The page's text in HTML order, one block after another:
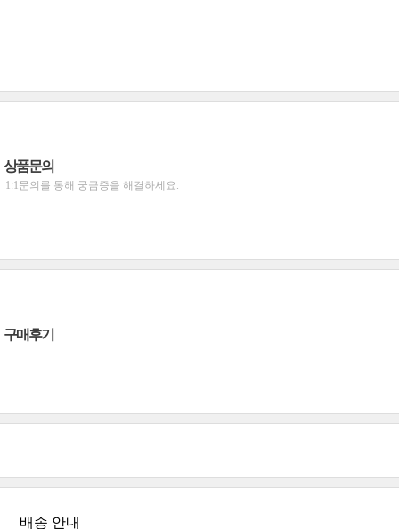
상품문의
1:1문의를 통해 궁금증을 해결하세요.
구매후기
배송 안내